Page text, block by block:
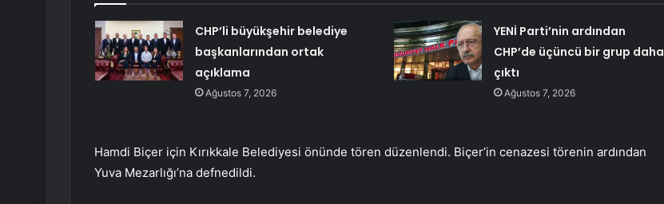
CHP’li büyükşehir belediye
başkanlarından ortak
açıklama
Ağustos 7, 2026
YENİ Parti’nin ardından
CHP’de üçüncü bir grup daha
çıktı
Ağustos 7, 2026
Hamdi Biçer için Kırıkkale Belediyesi önünde tören düzenlendi. Biçer’in cenazesi törenin ardından
Yuva Mezarlığı’na defnedildi.